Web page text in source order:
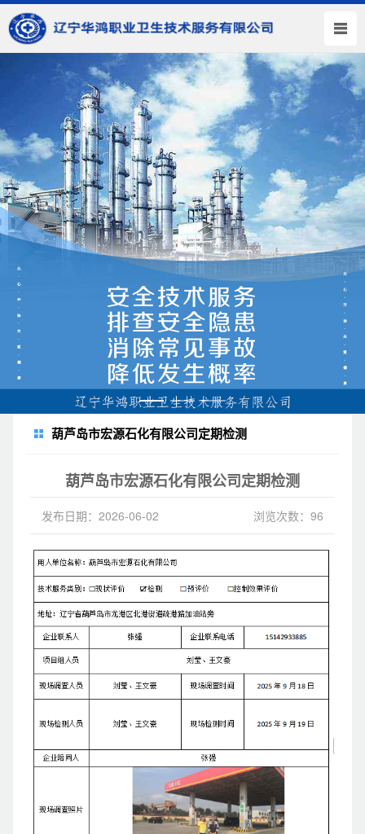
葫芦岛市宏源石化有限公司定期检测
葫芦岛市宏源石化有限公司定期检测
发布日期：2026-06-02 浏览次数：96